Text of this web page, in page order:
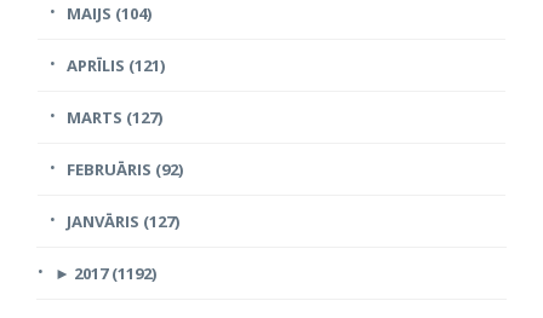
MAIJS (104)
APRĪLIS (121)
MARTS (127)
FEBRUĀRIS (92)
JANVĀRIS (127)
► 2017 (1192)